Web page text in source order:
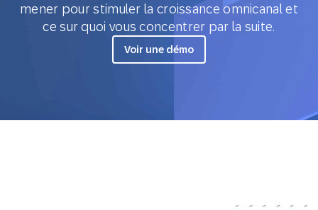
mener pour stimuler la croissance omnicanal et
ce sur quoi vous concentrer par la suite.
Voir une démo